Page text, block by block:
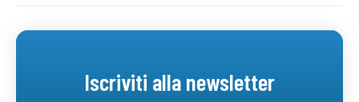
Iscriviti alla newsletter